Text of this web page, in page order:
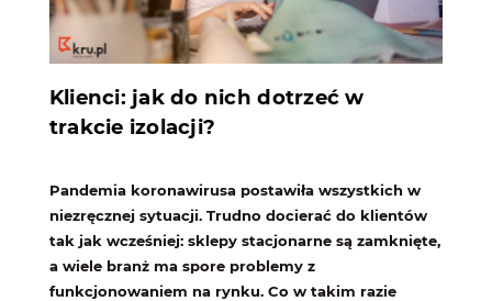
Klienci: jak do nich dotrzeć w
trakcie izolacji?
Pandemia koronawirusapostawiła wszystkich w
niezręcznej sytuacji. Trudno docierać do klientów
tak jak wcześniej: sklepystacjonarne są zamknięte,
a wiele branż ma spore problemy z
funkcjonowaniem na rynku. Co w takim razie